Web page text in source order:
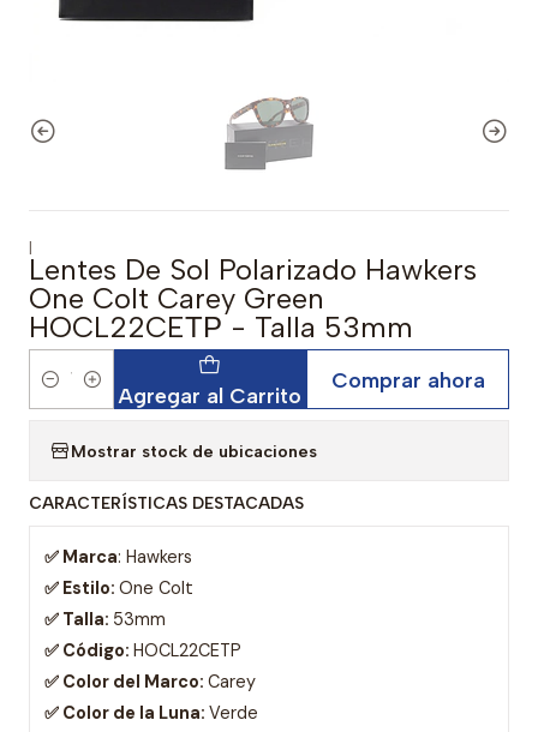
|
Lentes De Sol Polarizado Hawkers
One Colt Carey Green
HOCL22CEТР - Talla 53mm
Cantidad Agregar al Carrito
Comprar ahora
Mostrar stock de ubicaciones
CARACTERÍSTICAS DESTACADAS
✅ Marca: Hawkers
✅ Estilo: One Colt
✅ Talla: 53mm
✅ Código: HOCL22CETP
✅ Color del Marco: Carey
✅ Color de la Luna: Verde